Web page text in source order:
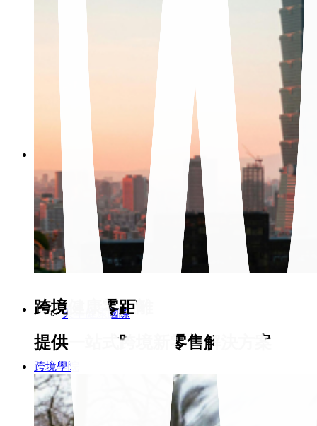
企業落地
美商歐裔美集團
馬來西亞萬源醫藥集團
天年健康國際
跨境學院
課程新訊
跨境健康零距離
提供一站式跨境新零售解決方案